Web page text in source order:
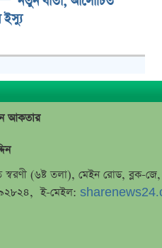
ইস্যু
আকতার
স্বরণী (৬ষ্ট তলা), মেইন রোড, ব্লক-
ই-মেইল: